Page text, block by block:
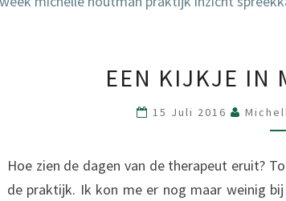
EEN KIJKJE IN
15 Juli 2016
Hoe zien de dagen van de therapeut eruit?
de praktijk. Ik kon me er nog maar weinig